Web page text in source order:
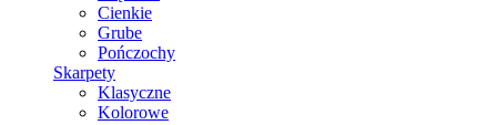
Cienkie
Grube
Pończochy
Skarpety
Klasyczne
Kolorowe